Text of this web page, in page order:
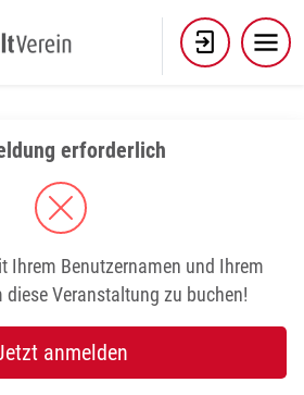
erforderlich
Ihrem Benutzernamen und Ihrem
diese Veranstaltung zu buchen!
anmelden